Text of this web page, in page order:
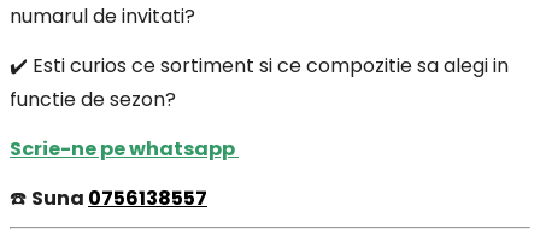
numarul de invitati?
✔️ Esti curios ce sortiment si ce compozitie sa alegi in
functie de sezon?
Scrie-ne pe whatsapp
☎️ Suna 0756138557